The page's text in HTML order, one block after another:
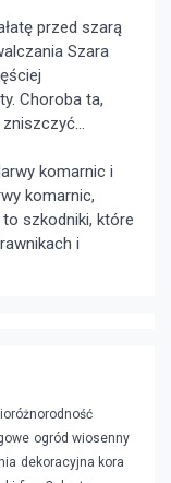
przed szarą
Szara
Choroba ta,
komarnic i
komarnic,
szkodniki, które
i
ogród wiosenny
dekoracyjna kora